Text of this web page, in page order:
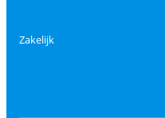
Zakelijk